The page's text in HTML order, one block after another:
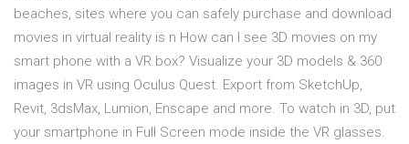
beaches, sites where you can safely purchase and download
movies in virtual reality is n How can I see 3D movies on my
smart phone with a VR box? Visualize your 3D models & 360
images in VR using Oculus Quest. Export from SketchUp,
Revit, 3dsMax, Lumion, Enscape and more. To watch in 3D, put
your smartphone in Full Screen mode inside the VR glasses.